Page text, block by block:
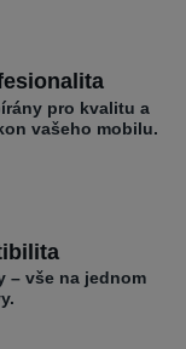
pro kvalitu a
vašeho mobilu.
– vše na jednom